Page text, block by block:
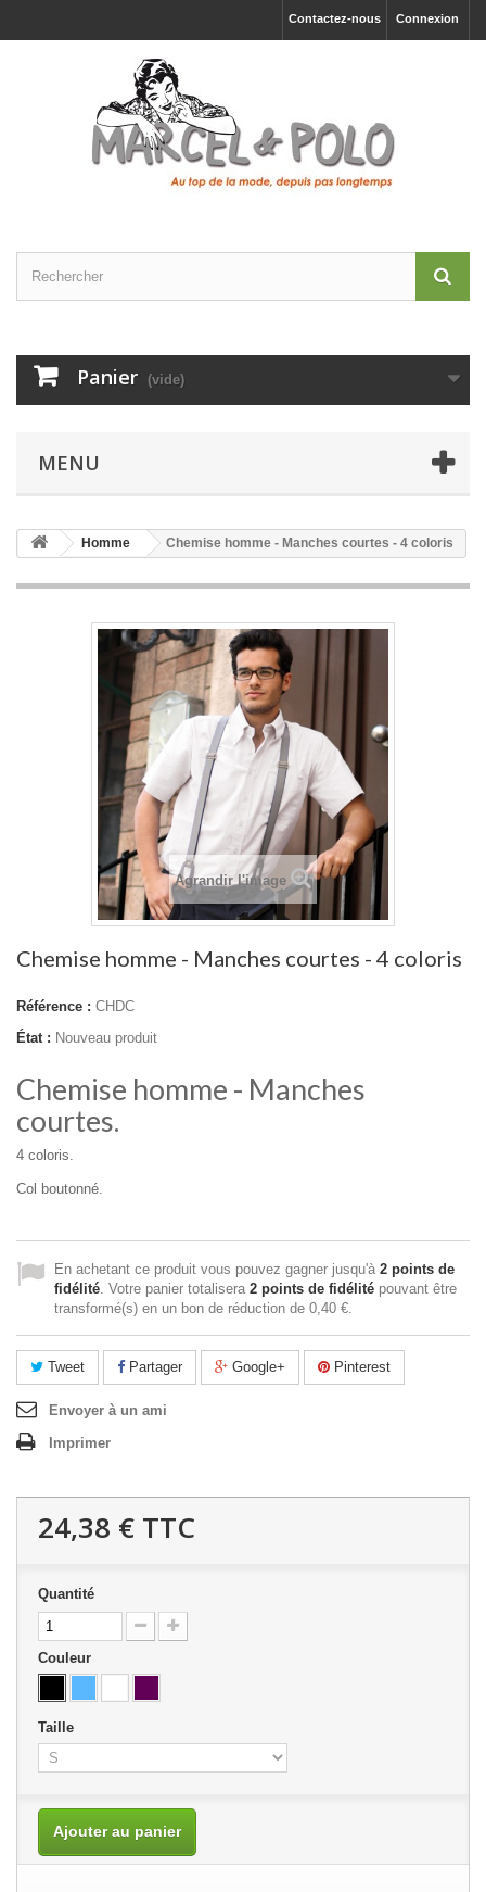
Connexion
Contactez-nous
Panier (vide)
MENU
Homme Chemise homme - Manches courtes - 4 coloris
Agrandir l'image
Chemise homme - Manches courtes - 4 coloris
Référence : CHDC
État : Nouveau produit
Chemise homme - Manches
courtes.
4 coloris.
Col boutonné.
En achetant ce produit vous pouvez gagner jusqu'à 2 points de
fidélité. Votre panier totalisera 2 points de fidélité pouvant être
transformé(s) en un bon de réduction de 0,40 €.
Tweet Partager Google+ Pinterest
Envoyer à un ami
Imprimer
24,38 € TTC
Quantité
Couleur
Taille
Ajouter au panier